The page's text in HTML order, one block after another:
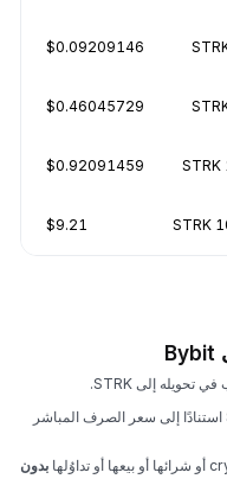
$0.09209146
$0.46045729
$0.92091459
$9.21
اطَّلع فورًا على القيمة المُكافئة بعملة STRK استنادًا إلى سعر الصرف المباشر
بدون